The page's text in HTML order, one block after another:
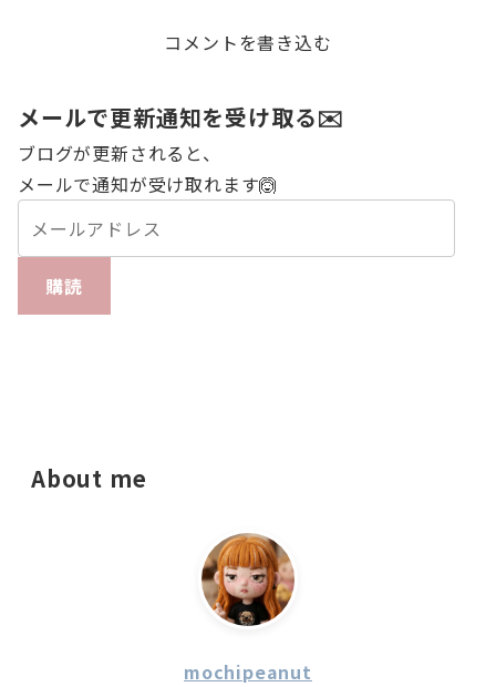
コメントを書き込む
メールで更新通知を受け取る✉️
ブログが更新されると、
メールで通知が受け取れます🙆
購読
About me
mochipeanut